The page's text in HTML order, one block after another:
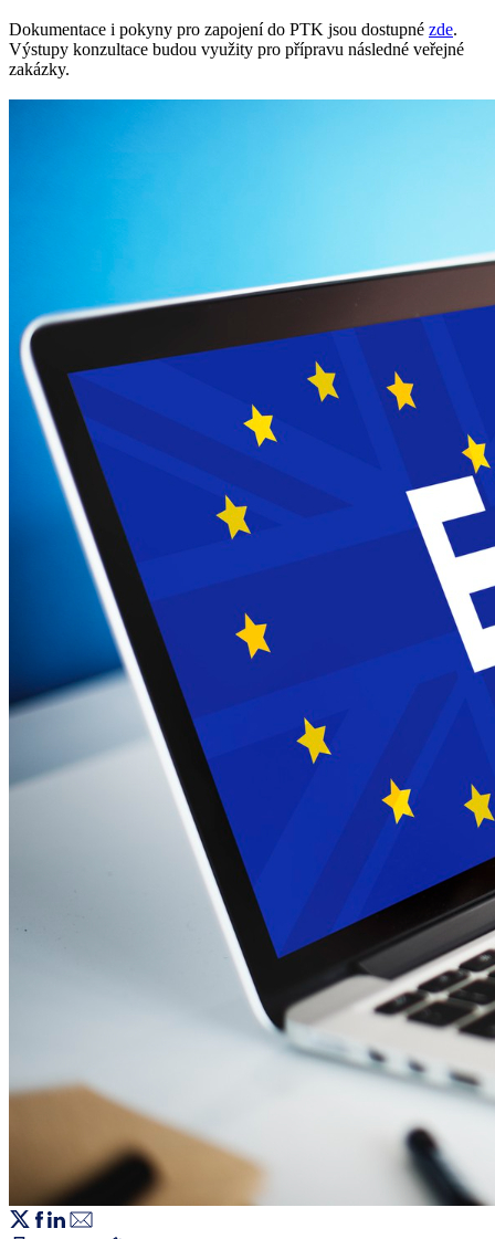
Dokumentace i pokyny pro zapojení do PTK jsou dostupné zde.
Výstupy konzultace budou využity pro přípravu následné veřejné
zakázky.